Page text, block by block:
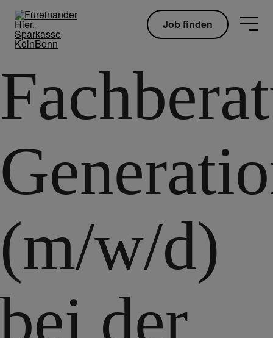
Job finden
(m/w/d)
bei der